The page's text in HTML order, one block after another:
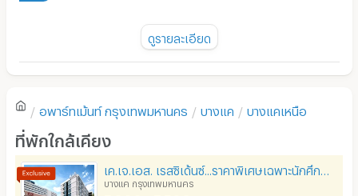
โซฟา
โต๊ะ - เก้าอี้ทำงาน
เตาปรุงอาหาร
ทำเลที่ตั้ง
ความสะดวกในการเดินทาง
ดูรายละเอียด
อพาร์ทเม้นท์ กรุงเทพมหานคร บางแค บางแคเหนือ
ที่พักใกล้เคียง
บางแค กรุงเทพมหานคร